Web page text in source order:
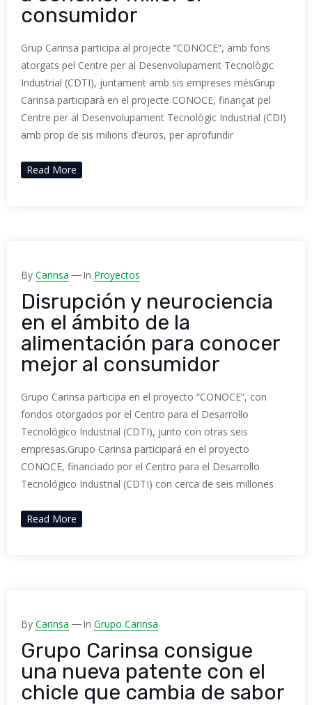
consumidor
Grup Carinsa participa al projecte “CONOCE”, amb fons
atorgats pel Centre per al Desenvolupament Tecnològic
Industrial (CDTI), juntament amb sis empreses mésGrup
Carinsa participarà en el projecte CONOCE, finançat pel
Centre per al Desenvolupament Tecnològic Industrial (CDI)
amb prop de sis milions d’euros, per aprofundir
Read More
By Carinsa In Proyectos
Disrupción y neurociencia
en el ámbito de la
alimentación para conocer
mejor al consumidor
Grupo Carinsa participa en el proyecto “CONOCE”, con
fondos otorgados por el Centro para el Desarrollo
Tecnológico Industrial (CDTI), junto con otras seis
empresas.Grupo Carinsa participará en el proyecto
CONOCE, financiado por el Centro para el Desarrollo
Tecnológico Industrial (CDTI) con cerca de seis millones
Read More
By Carinsa In Grupo Carinsa
Grupo Carinsa consigue
una nueva patente con el
chicle que cambia de sabor